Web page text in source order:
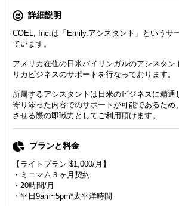
詳細説明
COEL, Inc.は「Emily.アシスタント」というサ
ています。
アメリカ在住の日米バイリンガルのアシスタン
リカビジネスのサポートを行なっております。
所属するアシスタントは日米のビジネスに精通
寄り添った内容でのサポートが可能であるため
させる際の即戦力としてご利用頂けます。
プランと料金
【ライトプラン $1,000/月】
・ミニマム３ヶ月契約
・20時間/月
・平日9am~5pm*太平洋時間